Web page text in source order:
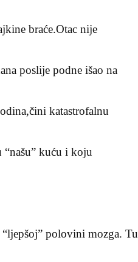
braće.Otac nije
poslije podne išao na
katastrofalnu
kuću i koju
“ljepšoj” polovini mozga. Tu